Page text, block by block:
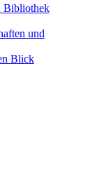
Bibliothek
und
Blick